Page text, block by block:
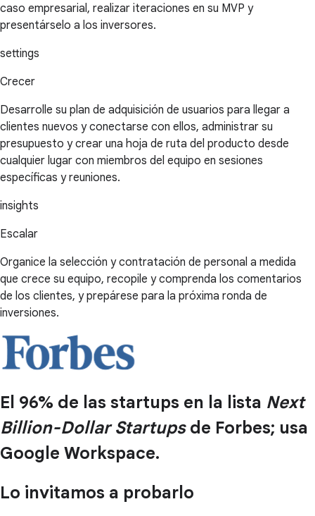
caso empresarial, realizar iteraciones en su MVP y
presentárselo a los inversores.
settings
Crecer
Desarrolle su plan de adquisición de usuarios para llegar a
clientes nuevos y conectarse con ellos, administrar su
presupuesto y crear una hoja de ruta del producto desde
cualquier lugar con miembros del equipo en sesiones
específicas y reuniones.
insights
Escalar
Organice la selección y contratación de personal a medida
que crece su equipo, recopile y comprenda los comentarios
de los clientes, y prepárese para la próxima ronda de
inversiones.
El 96% de las startups en la lista Next
Billion-Dollar Startupsde Forbes; usa
Google Workspace.
Lo invitamos a probarlo